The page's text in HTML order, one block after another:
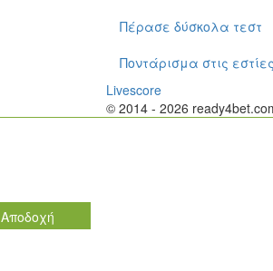
Πέρασε δύσκολα τεστ
Ποντάρισμα στις εστίες
Livescore
© 2014 - 2026
Αποδοχή